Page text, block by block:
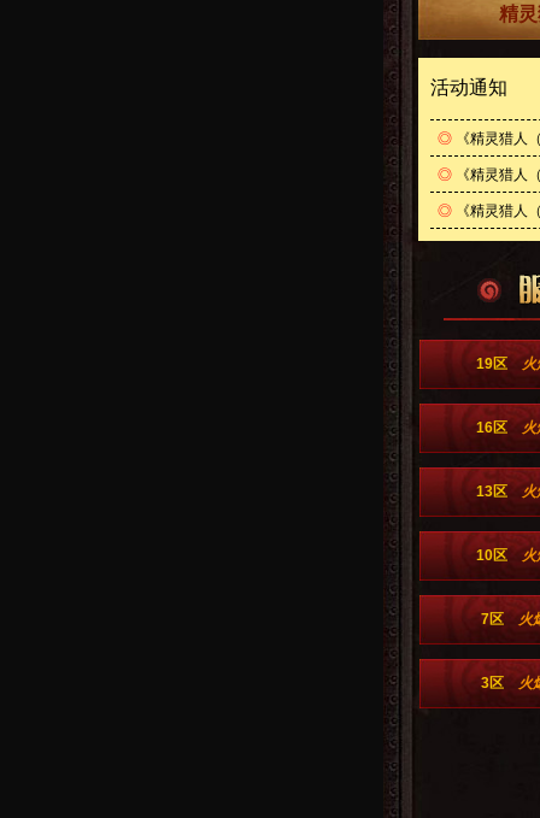
精
活动通知
◎ 《精灵猎人
◎ 《精灵猎人
◎ 《精灵猎人
19区
16区
13区
10区
7区 火
3区 火